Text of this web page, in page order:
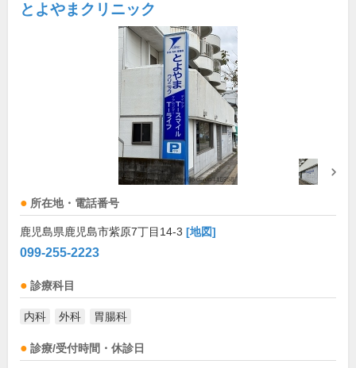
とよやまクリニック
所在地・電話番号
鹿児島県鹿児島市紫原7丁目14-3 [地図]
099-255-2223
診療科目
内科 外科 胃腸科
診療/受付時間・休診日